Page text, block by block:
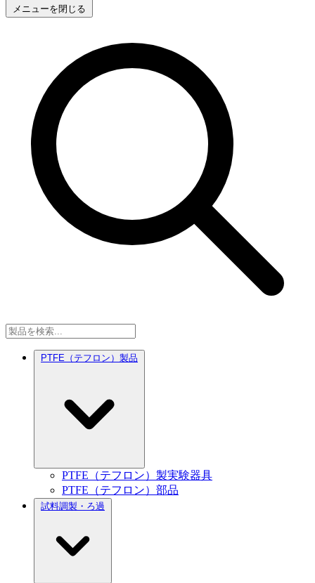
メニューを閉じる
PTFE（テフロン）製品
PTFE（テフロン）製実験器具
PTFE（テフロン）部品
試料調製・ろ過